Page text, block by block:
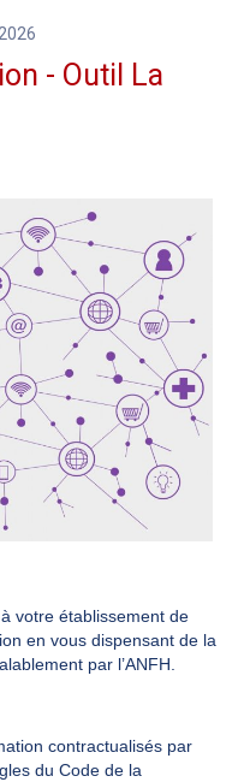
- Outil La
votre établissement de
en vous dispensant de la
par l’ANFH.
contractualisés par
du Code de la